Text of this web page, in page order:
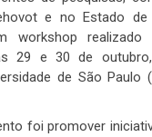
e no Estado
workshop
29 e 30 de
de São Paulo
foi promover